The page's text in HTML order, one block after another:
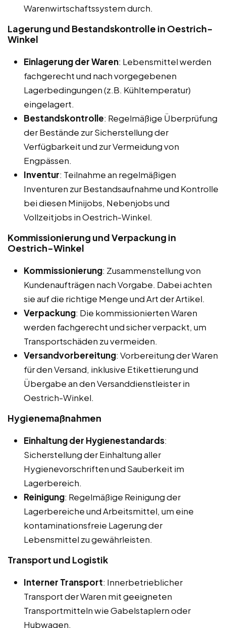
Warenwirtschaftssystem durch.
Lagerung und Bestandskontrolle in Oestrich-
Winkel
Einlagerung der Waren: Lebensmittel werden
fachgerecht und nach vorgegebenen
Lagerbedingungen (z.B. Kühltemperatur)
eingelagert.
Bestandskontrolle: Regelmäßige Überprüfung
der Bestände zur Sicherstellung der
Verfügbarkeit und zur Vermeidung von
Engpässen.
Inventur: Teilnahme an regelmäßigen
Inventuren zur Bestandsaufnahme und Kontrolle
bei diesen Minijobs, Nebenjobs und
Vollzeitjobs in Oestrich-Winkel.
Kommissionierung und Verpackung in
Oestrich-Winkel
Kommissionierung: Zusammenstellung von
Kundenaufträgen nach Vorgabe. Dabei achten
sie auf die richtige Menge und Art der Artikel.
Verpackung: Die kommissionierten Waren
werden fachgerecht und sicher verpackt, um
Transportschäden zu vermeiden.
Versandvorbereitung: Vorbereitung der Waren
für den Versand, inklusive Etikettierung und
Übergabe an den Versanddienstleister in
Oestrich-Winkel.
Hygienemaßnahmen
Einhaltung der Hygienestandards:
Sicherstellung der Einhaltung aller
Hygienevorschriften und Sauberkeit im
Lagerbereich.
Reinigung: Regelmäßige Reinigung der
Lagerbereiche und Arbeitsmittel, um eine
kontaminationsfreie Lagerung der
Lebensmittel zu gewährleisten.
Transport und Logistik
Interner Transport: Innerbetrieblicher
Transport der Waren mit geeigneten
Transportmitteln wie Gabelstaplern oder
Hubwagen.